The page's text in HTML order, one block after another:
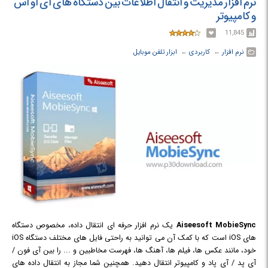
و کامپیوتر
11,845
نرم افزار ← ‏ کاربردی ← ‏ ابزار تلفن موبایل
Aiseesoft MobieSync یک نرم افزار حرفه ای انتقال داده، مخصوص دستگاه
های iOS است که با کمک آن می توانید به راحتی فایل های مختلف دستگاه iOS
خود، مانند عکس ها، فیلم ها، آهنگ ها، فهرست مخاطبین و ... را بین آی فون /
آی پد / آی پاد و کامپیوتر انتقال دهید. همچنین شما مجاز به انتقال داده های